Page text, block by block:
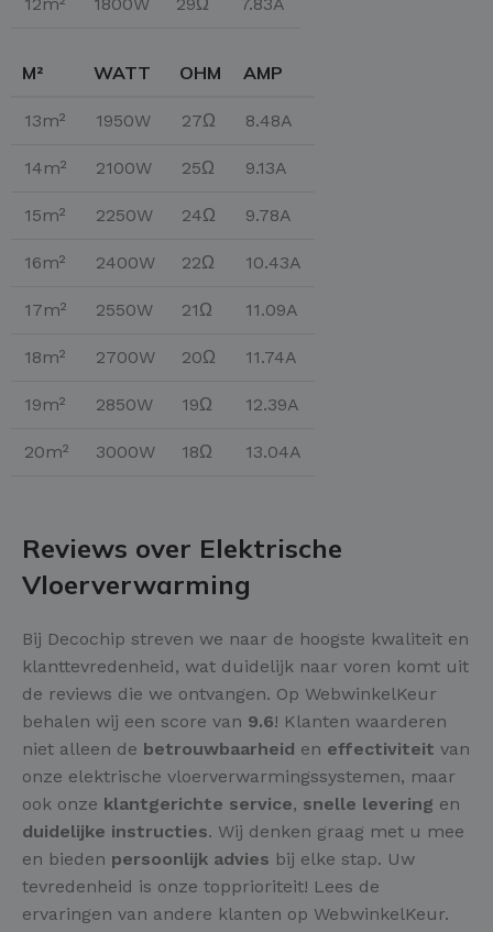
12m² 1800W 29Ω 7.83A
M² WATT OHM AMP
13m² 1950W 27Ω 8.48A
14m² 2100W 25Ω 9.13A
15m² 2250W 24Ω 9.78A
16m² 2400W 22Ω 10.43A
17m² 2550W 21Ω 11.09A
18m² 2700W 20Ω 11.74A
19m² 2850W 19Ω 12.39A
20m² 3000W 18Ω 13.04A
Reviews over Elektrische
Vloerverwarming
Bij Decochip streven we naar de hoogste kwaliteit en
klanttevredenheid, wat duidelijk naar voren komt uit
de reviews die we ontvangen. Op WebwinkelKeur
behalen wij een score van 9.6! Klanten waarderen
niet alleen de betrouwbaarheid en effectiviteit van
onze elektrische vloerverwarmingssystemen, maar
ook onze klantgerichte service, snelle levering en
duidelijke instructies. Wij denken graag met u mee
en bieden persoonlijk advies bij elke stap. Uw
tevredenheid is onze topprioriteit! Lees de
ervaringen van andere klanten op WebwinkelKeur.